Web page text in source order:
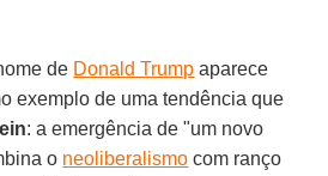
de Donald Trump aparece
exemplo de uma tendência que
: a emergência de "um novo
o neoliberalismo com ranço